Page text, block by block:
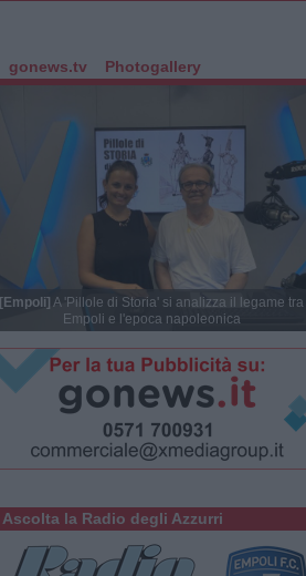
gonews.tv Photogallery
[Empoli] A 'Pillole di Storia' si analizza il legame tra
Empoli e l'epoca napoleonica
Ascolta la Radio degli Azzurri